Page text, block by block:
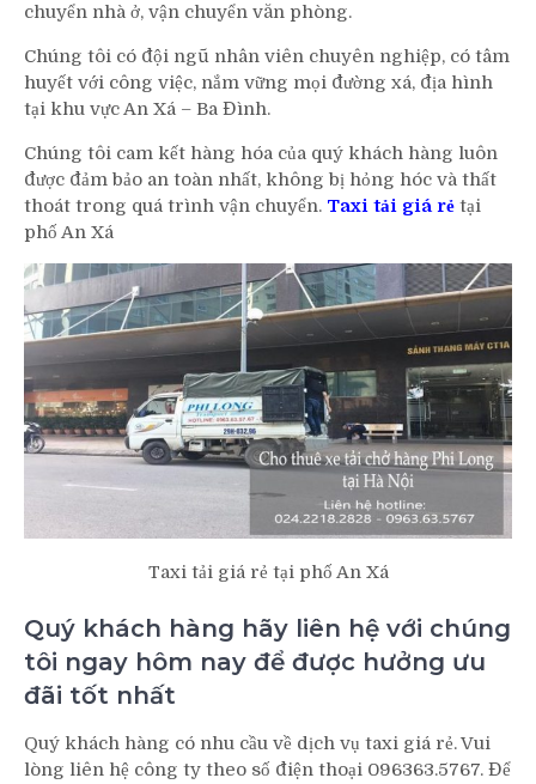
chuyển nhà ở, vận chuyển văn phòng.
Chúng tôi có đội ngũ nhân viên chuyên nghiệp, có tâm
huyết với công việc, nắm vững mọi đường xá, địa hình
tại khu vực An Xá – Ba Đình.
Chúng tôi cam kết hàng hóa của quý khách hàng luôn
được đảm bảo an toàn nhất, không bị hỏng hóc và thất
thoát trong quá trình vận chuyển. Taxi tải giá rẻ tại
phố An Xá
Taxi tải giá rẻ tại phố An Xá
Quý khách hàng hãy liên hệ với chúng
tôi ngay hôm nay để được hưởng ưu
đãi tốt nhất
Quý khách hàng có nhu cầu về dịch vụ taxi giá rẻ. Vui
lòng liên hệ công ty theo số điện thoại 096363.5767. Để